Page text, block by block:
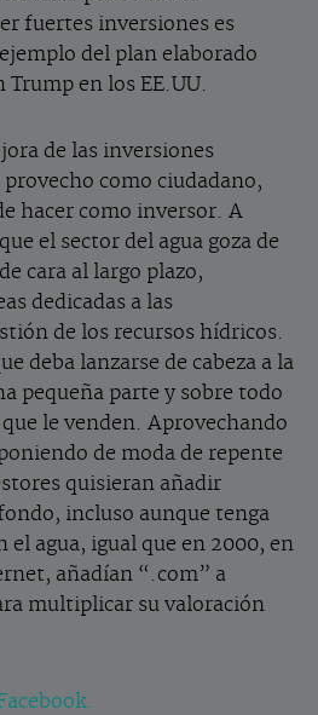
fuertes inversiones es
del plan elaborado
en los EE.UU.
de las inversiones
como ciudadano,
hacer como inversor. A
el sector del agua goza de
cara al largo plazo,
dedicadas a las
de los recursos hídricos.
deba lanzarse de cabeza a la
pequeña parte y sobre todo
le venden. Aprovechando
de moda de repente
quisieran añadir
incluso aunque tenga
el agua, igual que en 2000, en
añadían “.com” a
multiplicar su valoración